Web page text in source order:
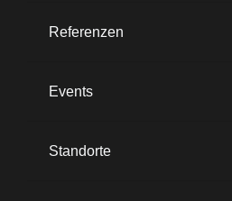
Referenzen
Events
Standorte